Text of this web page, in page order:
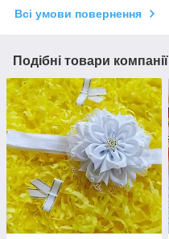
Всі умови повернення
Подібні товари компанії